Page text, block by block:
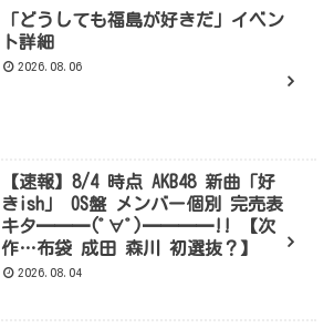
「どうしても福島が好きだ」イベン
ト詳細
2026.08.06
【速報】8/4 時点 AKB48 新曲「好
きish」 OS盤 メンバー個別 完売表
キタ━━━(ﾟ∀ﾟ)━━━━!! 【次
作…布袋 成田 森川 初選抜？】
2026.08.04